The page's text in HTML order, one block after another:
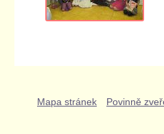
Mapa stránek Povinně